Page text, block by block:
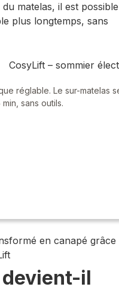
matelas, il est possible
plus longtemps, sans
réglable. Le sur-matelas
sans outils.
devient-il